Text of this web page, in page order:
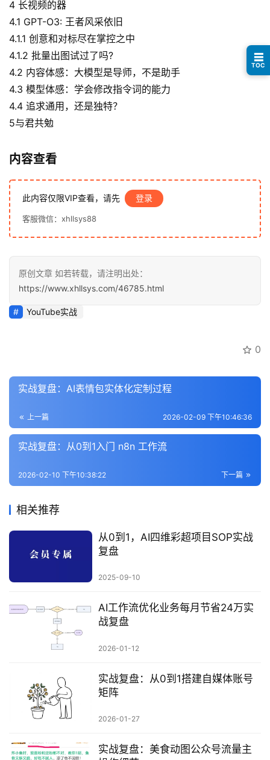
避
指
南
运
营
百
业
员
专
区
登录 注册
4 长视频的器
4.1 GPT-O3: 王者风采依旧
4.1.1 创意和对标尽在掌控之中
4.1.2 批量出图试过了吗?
4.2 内容体感：大模型是导师，不是助手
4.3 模型体感：学会修改指令词的能力
4.4 追求通用，还是独特？
5与君共勉
内容查看
此内容仅限VIP查看，请先 登录
客服微信：xhllsys88
原创文章 如若转载，请注明出处：
https://www.xhllsys.com/46785.html
YouTube实战
0
实战复盘：AI表情包实体化定制过程
上一篇 2026-02-09 下午10:46:36
实战复盘：从0到1入门 n8n 工作流
下一篇
2026-02-10 下午10:38:22
相关推荐
从0到1，AI四维彩超项目SOP实战
复盘
2025-09-10
AI工作流优化业务每月节省24万实
战复盘
2026-01-12
实战复盘：从0到1搭建自媒体账号
矩阵
2026-01-27
实战复盘：美食动图公众号流量主
☰
TOC